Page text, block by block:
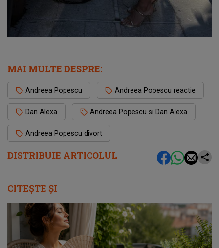
DISTRIBUIE ARTICOLUL
MAI MULTE DESPRE:
Andreea Popescu Andreea Popescu reactie
Dan Alexa Andreea Popescu si Dan Alexa
Andreea Popescu divort
CITEȘTE ȘI